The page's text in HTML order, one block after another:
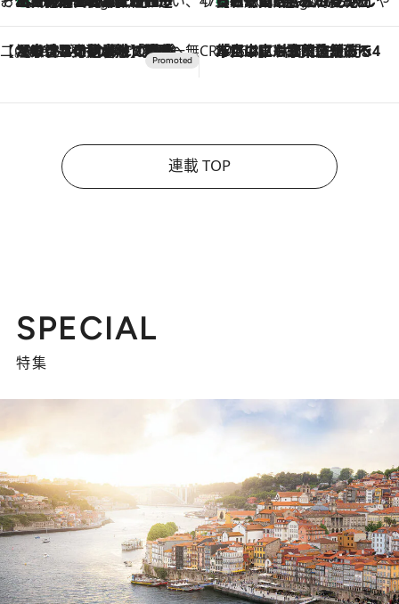
【CREA×星野リゾート】唯一無二。癒しと発見が待つ場所へ
2026.8.7
【トンボの足水浴】ヒノキの香りに包まれて涼感マックス！約13℃の湧水かけ流しを避暑地「星野温泉 トンボの湯」で体験 CREA'S CHOICE
2026.8.7
「立川にも歌舞伎があるんだよ」 片岡仁左衛門・市川中車ら豪華座組みで4年目の立川立飛歌舞伎へ
連載 TOP
SPECIAL
特集